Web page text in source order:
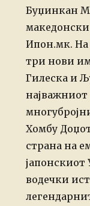
Буџинкан
Ипон.мк. На
три нови
Гилеска и
најважниот
Хомбу
страна на
јапонскиот
водечки